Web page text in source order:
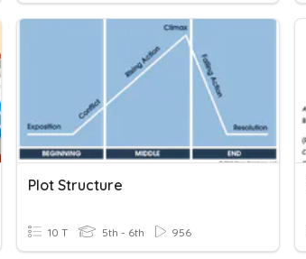
Plot Structure
10 T 5th - 6th 956